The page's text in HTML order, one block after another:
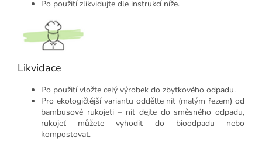
Po použití zlikvidujte dle instrukcí níže.
Likvidace
Po použití vložte celý výrobek do zbytkového odpadu.
Pro ekologičtější variantu oddělte nit (malým řezem) od
bambusové rukojeti – nit dejte do směsného odpadu,
rukojeť můžete vyhodit do bioodpadu nebo
kompostovat.